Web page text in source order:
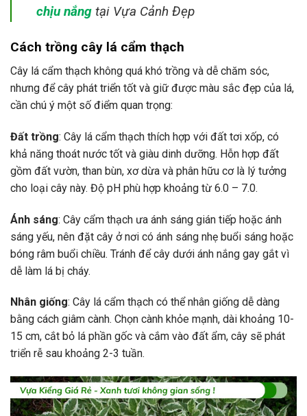
chịu nắng tại Vựa Cảnh Đẹp
Cách trồng cây lá cẩm thạch
Cây lá cẩm thạch không quá khó trồng và dễ chăm sóc,
nhưng để cây phát triển tốt và giữ được màu sắc đẹp của lá,
cần chú ý một số điểm quan trọng:
Đất trồng: Cây lá cẩm thạch thích hợp với đất tơi xốp, có
khả năng thoát nước tốt và giàu dinh dưỡng. Hỗn hợp đất
gồm đất vườn, than bùn, xơ dừa và phân hữu cơ là lý tưởng
cho loại cây này. Độ pH phù hợp khoảng từ 6.0 – 7.0.
Ánh sáng: Cây cẩm thạch ưa ánh sáng gián tiếp hoặc ánh
sáng yếu, nên đặt cây ở nơi có ánh sáng nhẹ buổi sáng hoặc
bóng râm buổi chiều. Tránh để cây dưới ánh nắng gay gắt vì
dễ làm lá bị cháy.
Nhân giống: Cây lá cẩm thạch có thể nhân giống dễ dàng
bằng cách giâm cành. Chọn cành khỏe mạnh, dài khoảng 10-
15 cm, cắt bỏ lá phần gốc và cắm vào đất ẩm, cây sẽ phát
triển rễ sau khoảng 2-3 tuần.